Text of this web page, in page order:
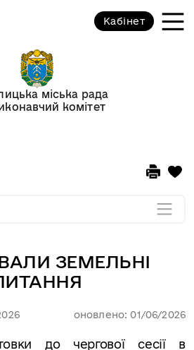
міська рада
комітет
Кабінет
ЗЕМЕЛЬНІ
оновлено: 01/06/2026
до чергової сесії в